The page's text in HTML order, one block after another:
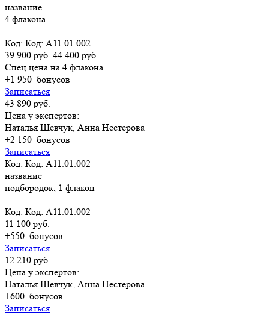
название
4 флакона
Код: Код: A11.01.002
39 900 руб. 44 400 руб.
Спец.цена на 4 флакона
+1 950 бонусов
Записаться
43 890 руб.
Цена у экспертов:
Наталья Шевчук, Анна Нестерова
+2 150 бонусов
Записаться
Код: Код: A11.01.002
название
подбородок, 1 флакон
Код: Код: A11.01.002
11 100 руб.
+550 бонусов
Записаться
12 210 руб.
Цена у экспертов:
Наталья Шевчук, Анна Нестерова
+600 бонусов
Записаться